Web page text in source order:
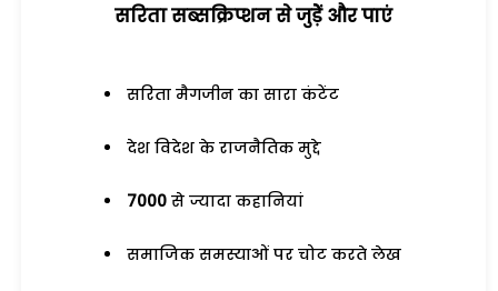
सरिता सब्सक्रिप्शन से जुड़ेें और पाएं
सरिता मैगजीन का सारा कंटेंट
देश विदेश के राजनैतिक मुद्दे
7000 से ज्यादा कहानियां
समाजिक समस्याओं पर चोट करते लेख